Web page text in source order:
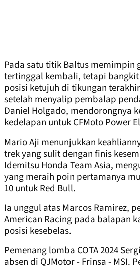
Pada satu titik Baltus memimpin
tertinggal kembali, tetapi
posisi ketujuh di tikungan
setelah menyalip pembalap
Daniel Holgado, mendorongnya
kedelapan untuk CFMoto Power
Mario Aji menunjukkan
trek yang sulit dengan finis
Idemitsu Honda Team Asia,
yang meraih poin pertamanya
10 untuk Red Bull.
Ia unggul atas Marcos Ramirez,
American Racing pada balapan
posisi kesebelas.
Pemenang lomba COTA 2024
absen di QJMotor - Frinsa - MSI.